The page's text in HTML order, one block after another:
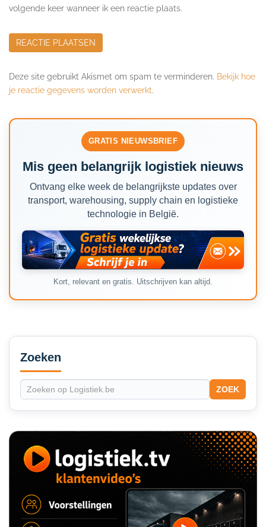
volgende keer wanneer ik een reactie plaats.
Deze site gebruikt Akismet om spam te verminderen. Bekijk hoe
je reactie gegevens worden verwerkt.
GRATIS NIEUWSBRIEF
Mis geen belangrijk logistiek nieuws
Ontvang elke week de belangrijkste updates over
transport, warehousing, supply chain en logistieke
technologie in België.
Kort, relevant en gratis. Uitschrijven kan altijd.
Secondary
Sidebar
Zoeken
ZOEK